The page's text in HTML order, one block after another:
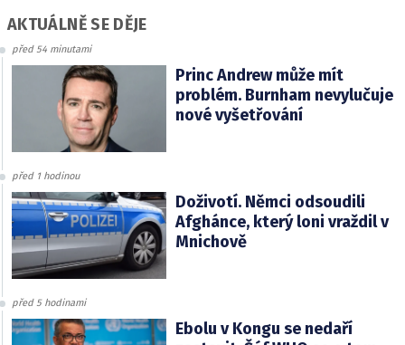
AKTUÁLNĚ SE DĚJE
před 54 minutami
Princ Andrew může mít
problém. Burnham nevylučuje
nové vyšetřování
před 1 hodinou
Doživotí. Němci odsoudili
Afghánce, který loni vraždil v
Mnichově
před 5 hodinami
Ebolu v Kongu se nedaří